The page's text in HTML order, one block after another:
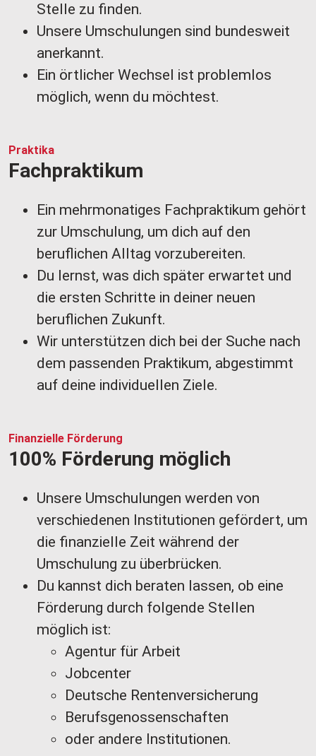
Stelle zu finden.
Unsere Umschulungen sind bundesweit
anerkannt.
Ein örtlicher Wechsel ist problemlos
möglich, wenn du möchtest.
Praktika
Fachpraktikum
Ein mehrmonatiges Fachpraktikum gehört
zur Umschulung, um dich auf den
beruflichen Alltag vorzubereiten.
Du lernst, was dich später erwartet und
die ersten Schritte in deiner neuen
beruflichen Zukunft.
Wir unterstützen dich bei der Suche nach
dem passenden Praktikum, abgestimmt
auf deine individuellen Ziele.
Finanzielle Förderung
100% Förderung möglich
Unsere Umschulungen werden von
verschiedenen Institutionen gefördert, um
die finanzielle Zeit während der
Umschulung zu überbrücken.
Du kannst dich beraten lassen, ob eine
Förderung durch folgende Stellen
möglich ist:
Agentur für Arbeit
Jobcenter
Deutsche Rentenversicherung
Berufsgenossenschaften
oder andere Institutionen.